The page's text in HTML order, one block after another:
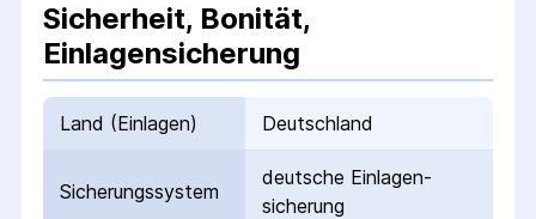
Sicherheit, Bonität,
Einlagensicherung
Land (Einlagen) Deutschland
Sicherungs­system
deutsche Einlagen­
sicherung